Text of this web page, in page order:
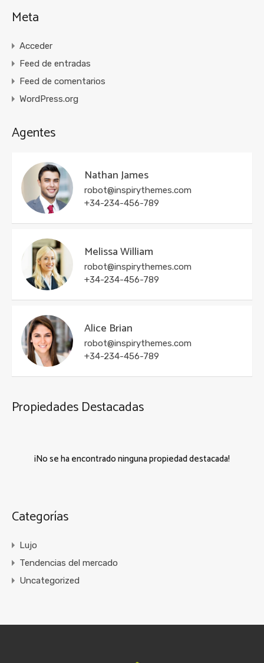
Meta
Acceder
Feed de entradas
Feed de comentarios
WordPress.org
Agentes
Nathan James
robot@inspirythemes.com
+34-234-456-789
Melissa William
robot@inspirythemes.com
+34-234-456-789
Alice Brian
robot@inspirythemes.com
+34-234-456-789
Propiedades Destacadas
¡No se ha encontrado ninguna propiedad destacada!
Categorías
Lujo
Tendencias del mercado
Uncategorized